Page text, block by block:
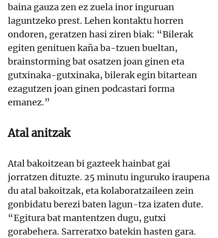
baina gauza zen ez zuela inor inguruan
laguntzeko prest. Lehen kontaktu horren
ondoren, geratzen hasi ziren biak: “Bilerak
egiten genituen kaña ba-tzuen bueltan,
brainstorming bat osatzen joan ginen eta
gutxinaka-gutxinaka, bilerak egin bitartean
ezagutzen joan ginen podcastari forma
emanez.”
Atal anitzak
Atal bakoitzean bi gazteek hainbat gai
jorratzen dituzte. 25 minutu inguruko iraupena
du atal bakoitzak, eta kolaboratzaileen zein
gonbidatu berezi baten lagun-tza izaten dute.
“Egitura bat mantentzen dugu, gutxi
gorabehera. Sarreratxo batekin hasten gara.